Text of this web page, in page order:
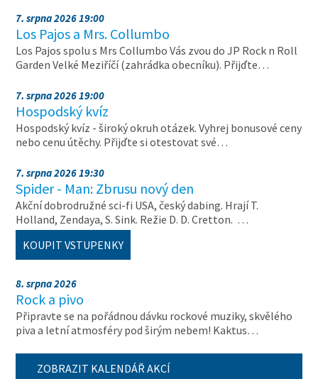
7. srpna 2026 19:00
Los Pajos a Mrs. Collumbo
Los Pajos spolu s Mrs Collumbo Vás zvou do JP Rock n Roll
Garden Velké Meziříčí (zahrádka obecníku). Přijďte…
7. srpna 2026 19:00
Hospodský kvíz
Hospodský kvíz - široký okruh otázek. Vyhrej bonusové ceny
nebo cenu útěchy. Přijďte si otestovat své…
7. srpna 2026 19:30
Spider - Man: Zbrusu nový den
Akční dobrodružné sci-fi USA, český dabing. Hrají T.
Holland, Zendaya, S. Sink. Režie D. D. Cretton. …
KOUPIT VSTUPENKY
8. srpna 2026
Rock a pivo
Připravte se na pořádnou dávku rockové muziky, skvělého
piva a letní atmosféry pod širým nebem! Kaktus…
ZOBRAZIT KALENDÁŘ AKCÍ